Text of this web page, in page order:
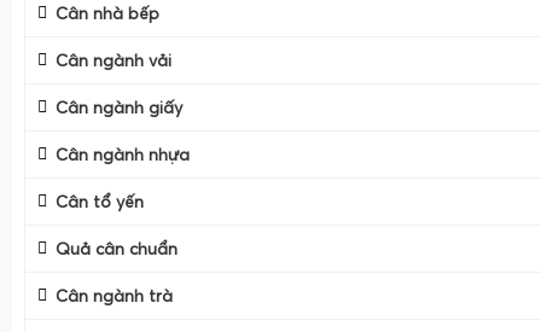
Cân nhà bếp
Cân ngành vải
Cân ngành giấy
Cân ngành nhựa
Cân tổ yến
Quả cân chuẩn
Cân ngành trà